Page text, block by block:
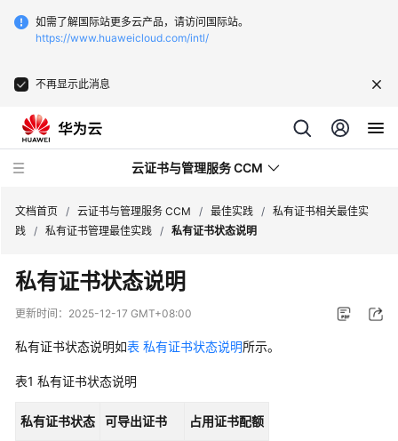
如需了解国际站更多云产品，请访问国际站。
https://www.huaweicloud.com/intl/
不再显示此消息
云证书与管理服务 CCM
新
动
务
告
文档首页 / 云证书与管理服务 CCM / 最佳实践 / 私有证书相关最佳实
践 / 私有证书管理最佳实践 / 私有证书状态说明
私有证书状态说明
更新时间： 2025-12-17 GMT+08:00
私有证书状态说明如表 私有证书状态说明所示。
表1 私有证书状态说明
私有证书状态 可导出证书 占用证书配额